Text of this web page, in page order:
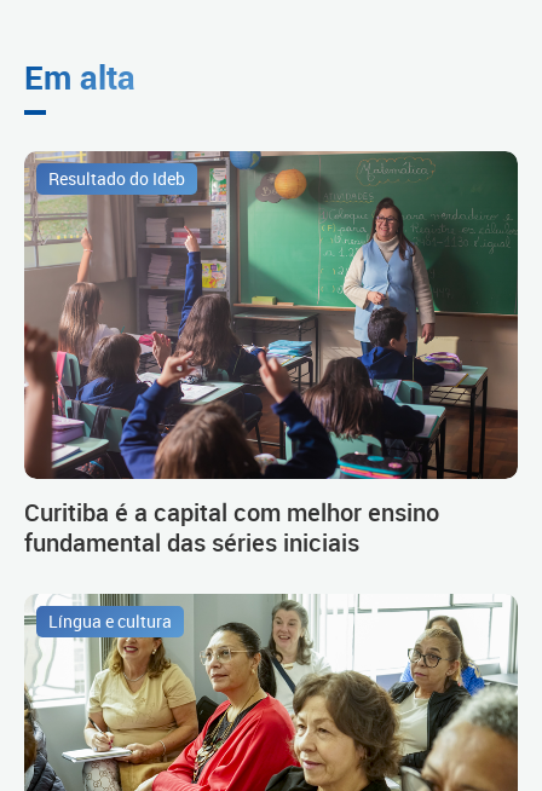
Em alta
Resultado do Ideb
Curitiba é a capital com melhor ensino
fundamental das séries iniciais
Língua e cultura